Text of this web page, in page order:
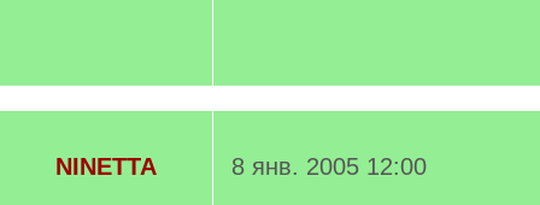
NINETTA
8 янв. 2005 12:00